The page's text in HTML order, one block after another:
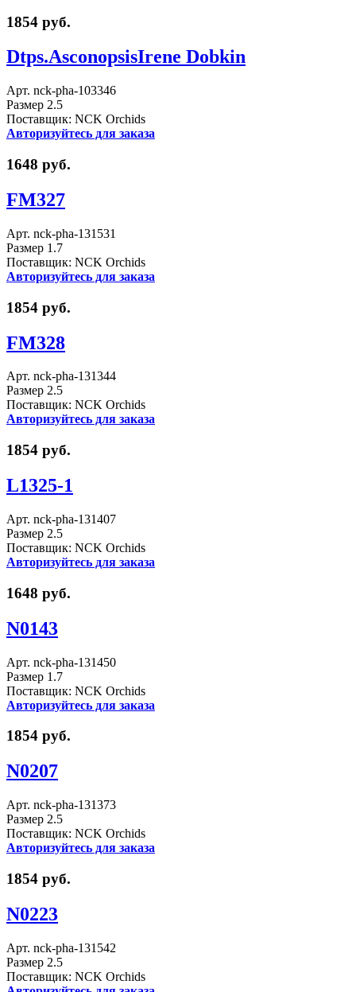
1854 руб.
Dtps.AsconopsisIrene Dobkin
Арт. nck-pha-103346
Размер 2.5
Поставщик: NCK Orchids
Авторизуйтесь для заказа
1648 руб.
FM327
Арт. nck-pha-131531
Размер 1.7
Поставщик: NCK Orchids
Авторизуйтесь для заказа
1854 руб.
FM328
Арт. nck-pha-131344
Размер 2.5
Поставщик: NCK Orchids
Авторизуйтесь для заказа
1854 руб.
L1325-1
Арт. nck-pha-131407
Размер 2.5
Поставщик: NCK Orchids
Авторизуйтесь для заказа
1648 руб.
N0143
Арт. nck-pha-131450
Размер 1.7
Поставщик: NCK Orchids
Авторизуйтесь для заказа
1854 руб.
N0207
Арт. nck-pha-131373
Размер 2.5
Поставщик: NCK Orchids
Авторизуйтесь для заказа
1854 руб.
N0223
Арт. nck-pha-131542
Размер 2.5
Поставщик: NCK Orchids